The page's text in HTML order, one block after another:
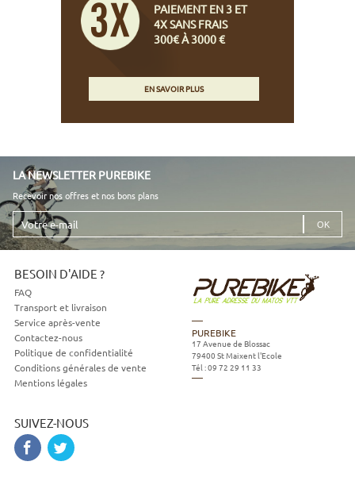
PAIEMENT EN 3 ET
4X SANS FRAIS
300€ À 3000 €
EN SAVOIR PLUS
LA NEWSLETTER PUREBIKE
Recevoir nos offres et nos bons plans
Votre
e-
mail
BESOIN D'AIDE ?
FAQ
Transport et livraison
Service après-vente
Contactez-nous
Politique de confidentialité
Conditions générales de vente
Mentions légales
SUIVEZ-NOUS
PUREBIKE
17 Avenue de Blossac
79400 St Maixent l'Ecole
Tél :09 72 29 11 33